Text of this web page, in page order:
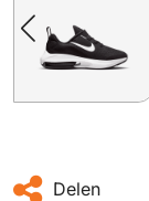
Delen